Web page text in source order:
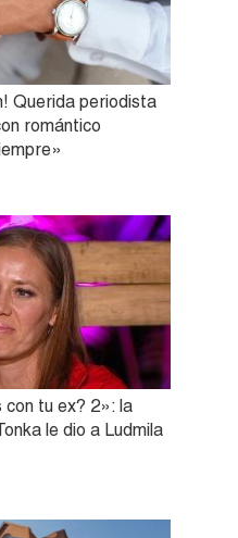
Querida periodista
romántico
tu ex? 2»: la
le dio a Ludmila